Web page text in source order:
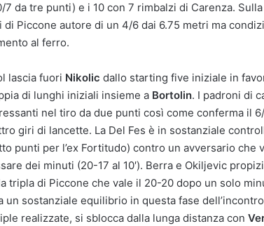
7 da tre punti) e i 10 con 7 rimbalzi di Carenza.
Piccone autore di un 4/6 dai 6.75 metri ma
al ferro.
lascia fuori Nikolic dallo starting five iniziale in
di lunghi iniziali insieme a Bortolin. I padroni di
nel tiro da due punti così come conferma il
giri di lancette. La Del Fes è in sostanziale
punti per l’ex Fortitudo) contro un avversario che
dei minuti (20-17 al 10′). Berra e Okiljevic
tripla di Piccone che vale il 20-20 dopo un solo
un sostanziale equilibrio in questa fase
realizzate, si sblocca dalla lunga distanza con